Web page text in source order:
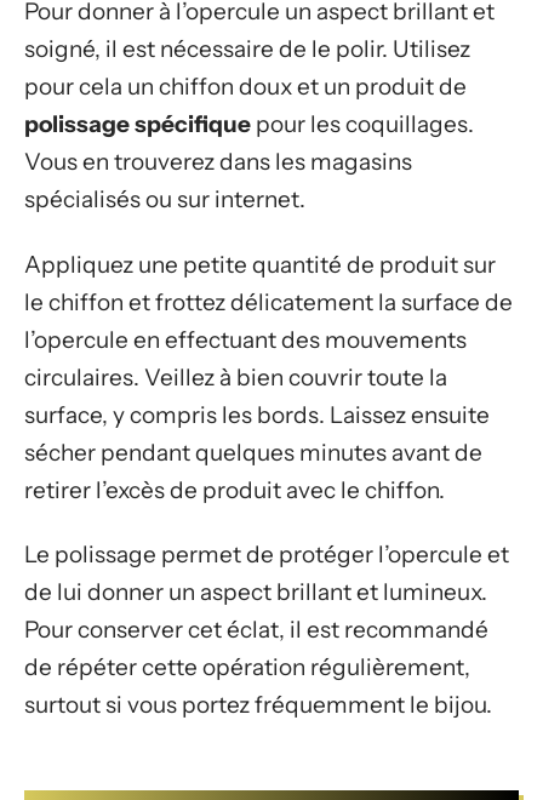
Pour donner à l’opercule un aspect brillant et
soigné, il est nécessaire de le polir. Utilisez
pour cela un chiffon doux et un produit de
polissage spécifique pour les coquillages.
Vous en trouverez dans les magasins
spécialisés ou sur internet.
Appliquez une petite quantité de produit sur
le chiffon et frottez délicatement la surface de
l’opercule en effectuant des mouvements
circulaires. Veillez à bien couvrir toute la
surface, y compris les bords. Laissez ensuite
sécher pendant quelques minutes avant de
retirer l’excès de produit avec le chiffon.
Le polissage permet de protéger l’opercule et
de lui donner un aspect brillant et lumineux.
Pour conserver cet éclat, il est recommandé
de répéter cette opération régulièrement,
surtout si vous portez fréquemment le bijou.